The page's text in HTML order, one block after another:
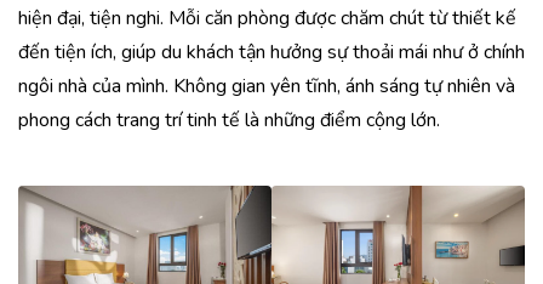
hiện đại, tiện nghi. Mỗi căn phòng được chăm chút từ thiết kế
đến tiện ích, giúp du khách tận hưởng sự thoải mái như ở chính
ngôi nhà của mình. Không gian yên tĩnh, ánh sáng tự nhiên và
phong cách trang trí tinh tế là những điểm cộng lớn.